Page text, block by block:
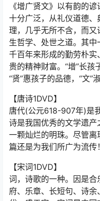
《增广贤文》以有韵的
十分广泛，从礼仪道德
理，几乎无所不含，而
生哲学、处世之道。其
千百年来形成的勤劳朴
贵的精神财富。“增”长孩
“贤”惠孩子的品德，“文”
【唐诗1DVD】
唐代(公元618-907年)是
诗是我国优秀的文学遗
一颗灿烂的明珠。尽管
篇还是为我们所广为流传！
【宋词1DVD】
词，诗歌的一种。因是
府、乐章、长短句、诗